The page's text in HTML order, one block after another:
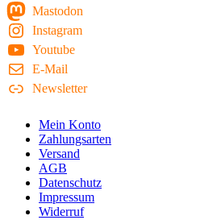
Mastodon
Instagram
Youtube
E-Mail
Newsletter
Mein Konto
Zahlungsarten
Versand
AGB
Datenschutz
Impressum
Widerruf